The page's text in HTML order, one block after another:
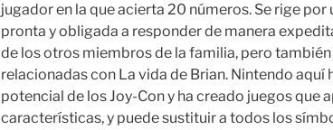
jugador en la que acierta 20 números. Se rige por
pronta y obligada a responder de manera
de los otros miembros de la familia, pero
relacionadas con La vida de Brian. Nintendo aquí
potencial de los Joy-Con y ha creado juegos que
características, y puede sustituir a todos los